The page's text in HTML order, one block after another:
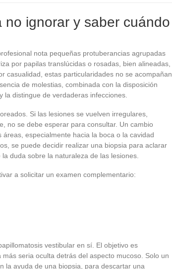
no ignorar y saber cuándo
nota pequeñas protuberancias agrupadas
por papilas translúcidas o rosadas, bien alineadas,
casualidad, estas particularidades no se acompañan
de molestias, combinada con la disposición
la distingue de verdaderas infecciones.
Si las lesiones se vuelven irregulares,
no se debe esperar para consultar. Un cambio
especialmente hacia la boca o la cavidad
se puede decidir realizar una biopsia para aclarar
duda sobre la naturaleza de las lesiones.
a solicitar un examen complementario:
vestibular en sí. El objetivo es
seria oculta detrás del aspecto mucoso. Solo un
la ayuda de una biopsia, para descartar una